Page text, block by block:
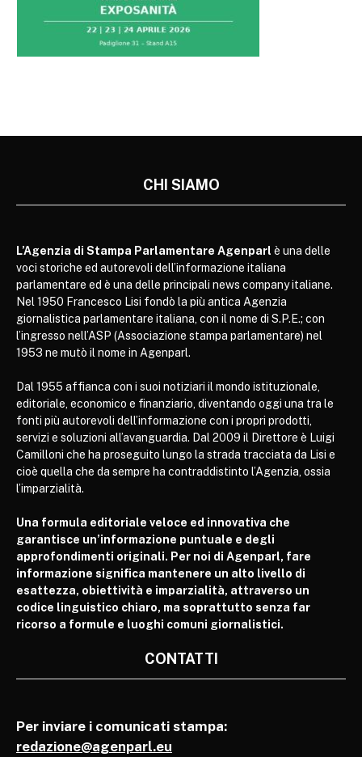
CHI SIAMO
L’Agenzia di Stampa Parlamentare Agenparl è una delle
voci storiche ed autorevoli dell’informazione italiana
parlamentare ed è una delle principali news company italiane.
Nel 1950 Francesco Lisi fondò la più antica Agenzia
giornalistica parlamentare italiana, con il nome di S.P.E.; con
l’ingresso nell’ASP (Associazione stampa parlamentare) nel
1953 ne mutò il nome in Agenparl.
Dal 1955 affianca con i suoi notiziari il mondo istituzionale,
editoriale, economico e finanziario, diventando oggi una tra le
fonti più autorevoli dell’informazione con i propri prodotti,
servizi e soluzioni all’avanguardia. Dal 2009 il Direttore è Luigi
Camilloni che ha proseguito lungo la strada tracciata da Lisi e
cioè quella che da sempre ha contraddistinto l’Agenzia, ossia
l’imparzialità.
Una formula editoriale veloce ed innovativa che
garantisce un’informazione puntuale e degli
approfondimenti originali. Per noi di Agenparl, fare
informazione significa mantenere un alto livello di
esattezza, obiettività e imparzialità, attraverso un
codice linguistico chiaro, ma soprattutto senza far
ricorso a formule e luoghi comuni giornalistici.
CONTATTI
Per inviare i comunicati stampa:
redazione@agenparl.eu